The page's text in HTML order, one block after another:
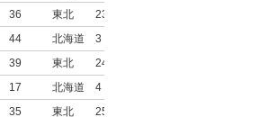
36 東北
23
44 北海道
3
39 東北
24
17 北海道
4
35 東北
25